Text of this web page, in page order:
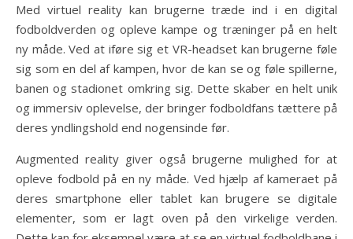
Med virtuel reality kan brugerne træde ind i en digital
fodboldverden og opleve kampe og træninger på en helt
ny måde. Ved at iføre sig et VR-headset kan brugerne føle
sig som en del af kampen, hvor de kan se og føle spillerne,
banen og stadionet omkring sig. Dette skaber en helt unik
og immersiv oplevelse, der bringer fodboldfans tættere på
deres yndlingshold end nogensinde før.
Augmented reality giver også brugerne mulighed for at
opleve fodbold på en ny måde. Ved hjælp af kameraet på
deres smartphone eller tablet kan brugere se digitale
elementer, som er lagt oven på den virkelige verden.